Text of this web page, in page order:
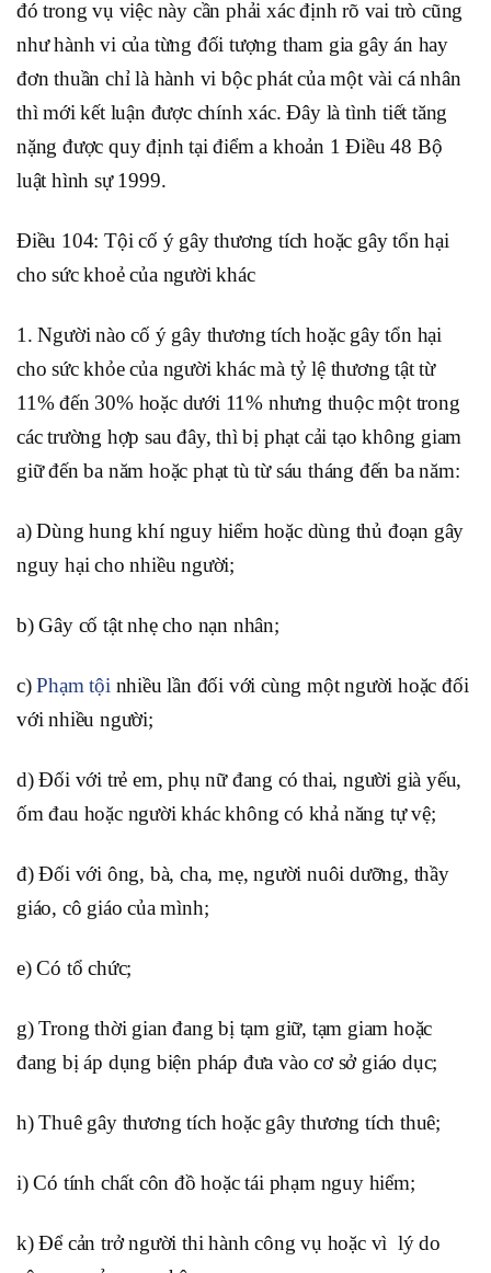
đó trong vụ việc này cần phải xác định rõ vai trò cũng
như hành vi của từng đối tượng tham gia gây án hay
đơn thuần chỉ là hành vi bộc phát của một vài cá nhân
thì mới kết luận được chính xác. Đây là tình tiết tăng
nặng được quy định tại điểm a khoản 1 Điều 48 Bộ
luật hình sự 1999.
Điều 104: Tội cố ý gây thương tích hoặc gây tổn hại
cho sức khoẻ của người khác
1. Người nào cố ý gây thương tích hoặc gây tổn hại
cho sức khỏe của người khác mà tỷ lệ thương tật từ
11% đến 30% hoặc dưới 11% nhưng thuộc một trong
các trường hợp sau đây, thì bị phạt cải tạo không giam
giữ đến ba năm hoặc phạt tù từ sáu tháng đến ba năm:
a) Dùng hung khí nguy hiểm hoặc dùng thủ đoạn gây
nguy hại cho nhiều người;
b) Gây cố tật nhẹ cho nạn nhân;
c)Phạm tội nhiều lần đối với cùng một người hoặc đối
với nhiều người;
d) Đối với trẻ em, phụ nữ đang có thai, người già yếu,
ốm đau hoặc người khác không có khả năng tự vệ;
đ) Đối với ông, bà, cha, mẹ, người nuôi dưỡng, thầy
giáo, cô giáo của mình;
e) Có tổ chức;
g) Trong thời gian đang bị tạm giữ, tạm giam hoặc
đang bị áp dụng biện pháp đưa vào cơ sở giáo dục;
h) Thuê gây thương tích hoặc gây thương tích thuê;
i) Có tính chất côn đồ hoặc tái phạm nguy hiểm;
k) Để cản trở người thi hành công vụ hoặc vì lý do